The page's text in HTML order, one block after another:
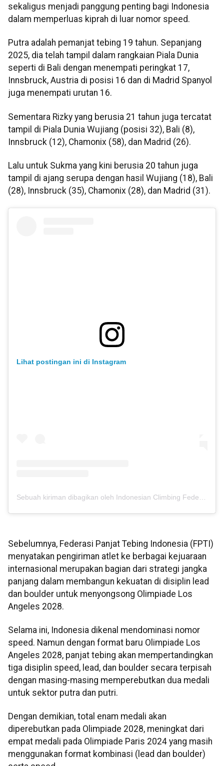
sekaligus menjadi panggung penting bagi Indonesia
dalam memperluas kiprah di luar nomor speed.
Putra adalah pemanjat tebing 19 tahun. Sepanjang
2025, dia telah tampil dalam rangkaian Piala Dunia
seperti di Bali dengan menempati peringkat 17,
Innsbruck, Austria di posisi 16 dan di Madrid Spanyol
juga menempati urutan 16.
Sementara Rizky yang berusia 21 tahun juga tercatat
tampil di Piala Dunia Wujiang (posisi 32), Bali (8),
Innsbruck (12), Chamonix (58), dan Madrid (26).
Lalu untuk Sukma yang kini berusia 20 tahun juga
tampil di ajang serupa dengan hasil Wujiang (18), Bali
(28), Innsbruck (35), Chamonix (28), dan Madrid (31).
Lihat postingan ini di Instagram
Sebelumnya, Federasi Panjat Tebing Indonesia (FPTI)
menyatakan pengiriman atlet ke berbagai kejuaraan
internasional merupakan bagian dari strategi jangka
panjang dalam membangun kekuatan di disiplin lead
dan boulder untuk menyongsong Olimpiade Los
Angeles 2028.
Selama ini, Indonesia dikenal mendominasi nomor
speed. Namun dengan format baru Olimpiade Los
Angeles 2028, panjat tebing akan mempertandingkan
tiga disiplin speed, lead, dan boulder secara terpisah
dengan masing-masing memperebutkan dua medali
untuk sektor putra dan putri.
Dengan demikian, total enam medali akan
diperebutkan pada Olimpiade 2028, meningkat dari
empat medali pada Olimpiade Paris 2024 yang masih
menggunakan format kombinasi (lead dan boulder)